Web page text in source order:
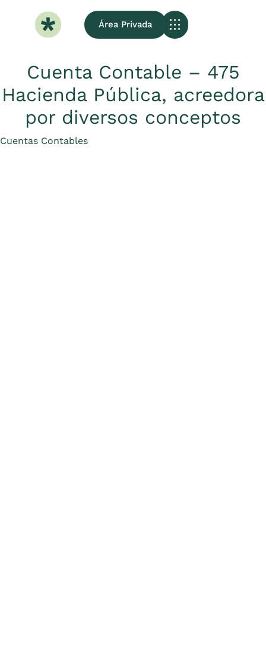
Área Privada
Cuenta Contable – 475
Hacienda Pública, acreedora
por diversos conceptos
Category
Cuentas Contables